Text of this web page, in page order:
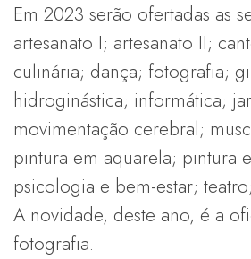
Em 2023 serão ofertadas as
artesanato I; artesanato II;
culinária; dança; fotografia;
hidroginástica; informática;
movimentação cerebral;
pintura em aquarela; pintura
psicologia e bem-estar;
A novidade, deste ano, é a
fotografia.